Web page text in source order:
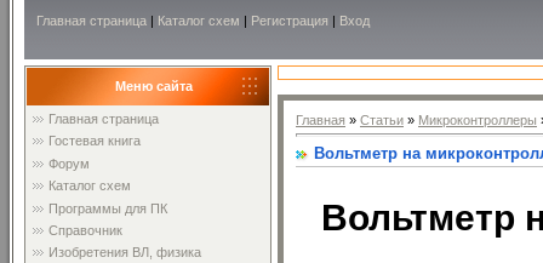
Главная страница | Каталог схем | Регистрация | Вход
Меню сайта
Главная страница
Гостевая книга
Форум
Каталог схем
Программы для ПК
Справочник
Изобретения ВЛ, физика
Главная » Статьи » Микроконтроллеры
Вольтметр на
Вольтметр